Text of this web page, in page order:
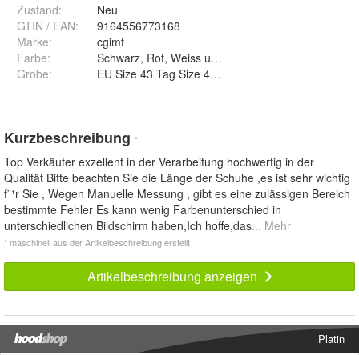
Zustand:
Neu
GTIN / EAN:
9164556773168
Marke:
cgimt
Farbe:
Grobe: EU Size 43 Tag Size 43, EU Size 44 Tag Size 44,
Kurzbeschreibung *
Top Verkäufer exzellent in der Verarbeitung hochwertig in der
Qualität Bitte beachten Sie die Länge der Schuhe ,es ist sehr wichtig
f¨¹r Sie , Wegen Manuelle Messung , gibt es eine zulässigen Bereich
bestimmte Fehler Es kann wenig Farbenunterschied in
unterschiedlichen Bildschirm haben,Ich hoffe,das... Mehr
* maschinell aus der Artikelbeschreibung erstellt
Artikelbeschreibung anzeigen
Platin